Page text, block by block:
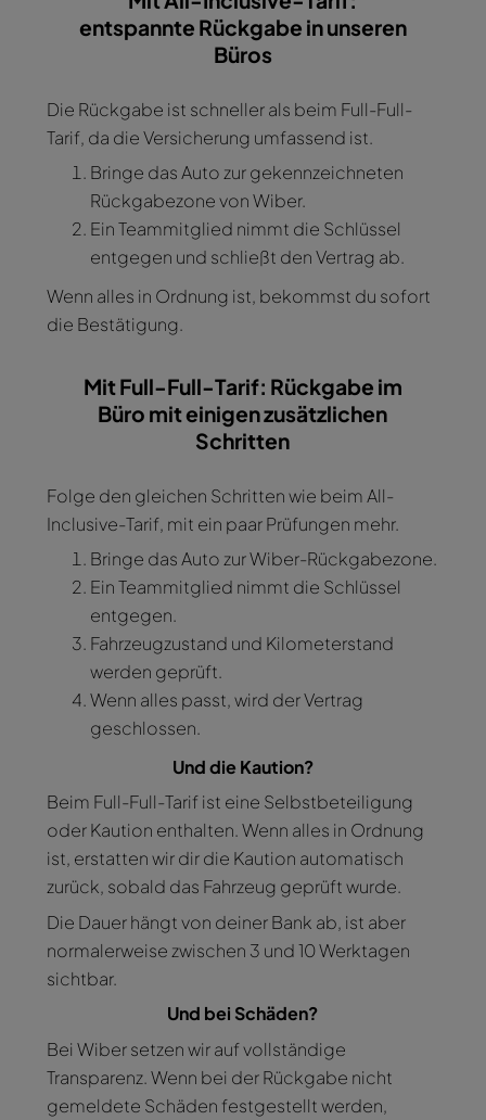
entspannte Rückgabe in unseren
Büros
Die Rückgabe ist schneller als beim Full-Full-
Tarif, da die Versicherung umfassend ist.
Bringe das Auto zur gekennzeichneten
Rückgabezone von Wiber.
Ein Teammitglied nimmt die Schlüssel
entgegen und schließt den Vertrag ab.
Wenn alles in Ordnung ist, bekommst du sofort
die Bestätigung.
Mit Full-Full-Tarif: Rückgabe im
Büro mit einigen zusätzlichen
Schritten
Folge den gleichen Schritten wie beim All-
Inclusive-Tarif, mit ein paar Prüfungen mehr.
Bringe das Auto zur Wiber-Rückgabezone.
Ein Teammitglied nimmt die Schlüssel
entgegen.
Fahrzeugzustand und Kilometerstand
werden geprüft.
Wenn alles passt, wird der Vertrag
geschlossen.
Und die Kaution?
Beim Full-Full-Tarif ist eine Selbstbeteiligung
oder Kaution enthalten. Wenn alles in Ordnung
ist, erstatten wir dir die Kaution automatisch
zurück, sobald das Fahrzeug geprüft wurde.
Die Dauer hängt von deiner Bank ab, ist aber
normalerweise zwischen 3 und 10 Werktagen
sichtbar.
Und bei Schäden?
Bei Wiber setzen wir auf vollständige
Transparenz. Wenn bei der Rückgabe nicht
gemeldete Schäden festgestellt werden,